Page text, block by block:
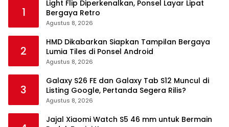
1
Light Flip Diperkenalkan, Ponsel Layar Lipat
Bergaya Retro
Agustus 8, 2026
2
HMD Dikabarkan Siapkan Tampilan Bergaya
Lumia Tiles di Ponsel Android
Agustus 8, 2026
3
Galaxy S26 FE dan Galaxy Tab S12 Muncul di
Listing Google, Pertanda Segera Rilis?
Agustus 8, 2026
Jajal Xiaomi Watch S5 46 mm untuk Bermain